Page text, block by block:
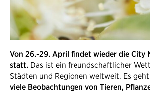
Von 26.-29. April findet wieder die City
statt. Das ist ein freundschaftlicher
Städten und Regionen weltweit. Es
viele Beobachtungen von Tieren,